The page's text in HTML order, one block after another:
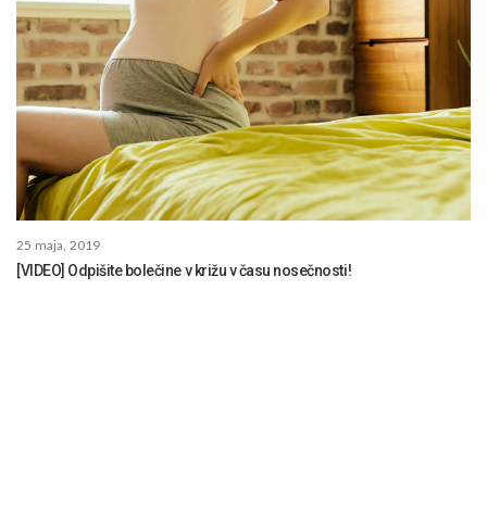
25 maja, 2019
[VIDEO] Odpišite bolečine v križu v času nosečnosti!